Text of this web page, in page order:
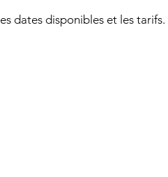
dates disponibles et les tarifs.